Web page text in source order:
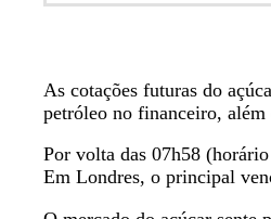
As cotações futuras do
petróleo no financeiro, além
Por volta das 07h58
Em Londres, o principal